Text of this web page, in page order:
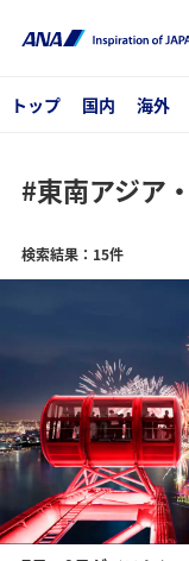
トップ 国内 海外
#東南アジア
検索結果：15件